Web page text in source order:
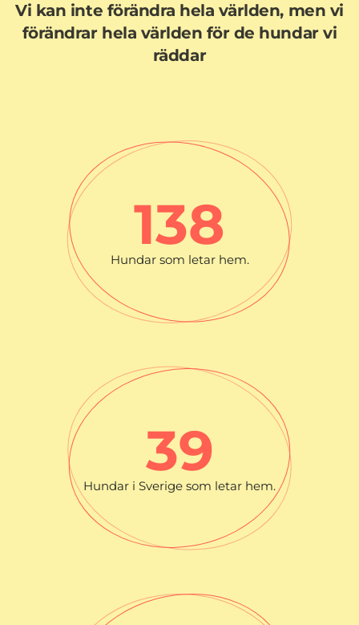
Vi kan inte förändra hela världen, men vi
förändrar hela världen för de hundar vi
räddar
Hundar som letar hem.
138
Hundar i Sverige som letar hem.
39